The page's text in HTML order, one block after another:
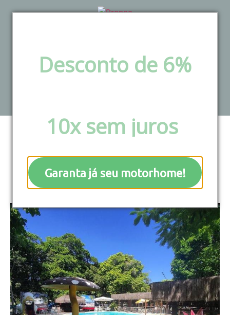
Desconto de 6%
10x sem juros
Garanta já seu motorhome!
Hotel Mundaí Praia
Camping